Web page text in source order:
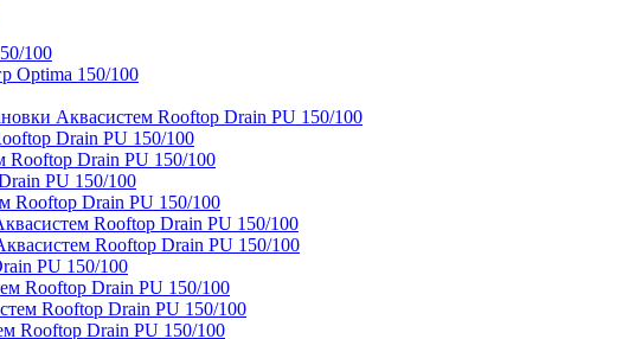
100
Optima 150/100
Аквасистем Rooftop Drain PU 150/100
Drain PU 150/100
Rooftop Drain PU 150/100
PU 150/100
Rooftop Drain PU 150/100
Rooftop Drain PU 150/100
Rooftop Drain PU 150/100
PU 150/100
Rooftop Drain PU 150/100
Rooftop Drain PU 150/100
Rooftop Drain PU 150/100